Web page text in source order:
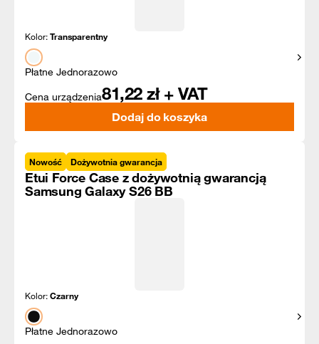
Kolor:Transparentny
Płatne Jednorazowo
Cena urządzenia81,22 zł + VAT
Dodaj do koszyka
Nowość Dożywotnia gwarancja
Etui Force Case z dożywotnią gwarancją
Samsung Galaxy S26 BB
Kolor:Czarny
Płatne Jednorazowo